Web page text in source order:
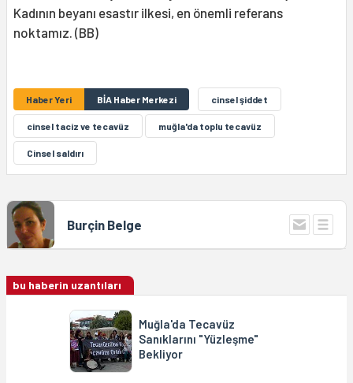
Kadının beyanı esastır ilkesi, en önemli referans
noktamız. (BB)
Haber Yeri BİA Haber Merkezi cinsel şiddet
cinsel taciz ve tecavüz muğla'da toplu tecavüz
Cinsel saldırı
Burçin Belge
bu haberin uzantıları
Muğla'da Tecavüz
Sanıklarını "Yüzleşme"
Bekliyor